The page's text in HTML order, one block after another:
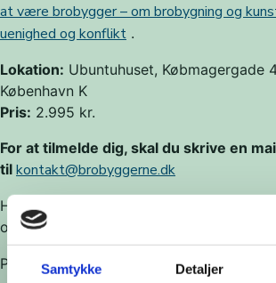
Samtykke Detaljer
at være brobygger – om brobygning og
uenighed og konflikt .
Lokation: Ubuntuhuset, Købmagergade
København K
Pris: 2.995 kr.
For at tilmelde dig, skal du skrive en
til kontakt@brobyggerne.dk
Har du nogle spørgsmål, er du
os påkontakt@brobyggerne.dk
Posted inTidligere events |